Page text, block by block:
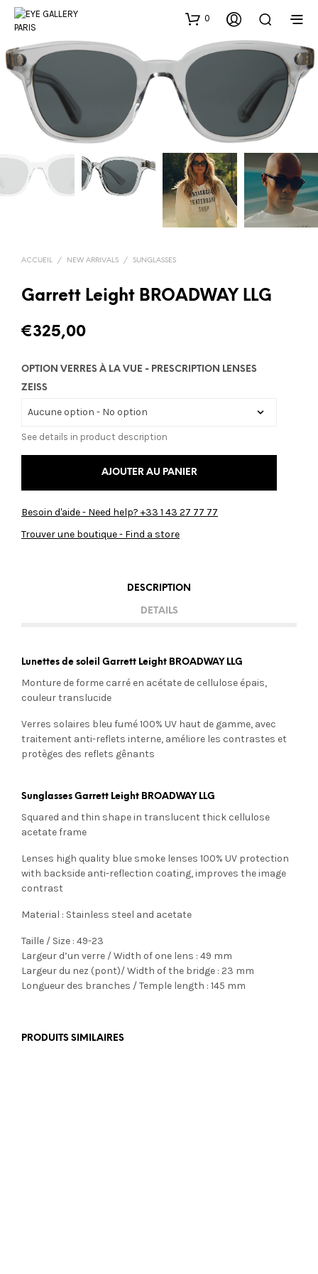
0
ACCUEIL / NEW ARRIVALS / SUNGLASSES
Garrett Leight BROADWAY LLG
€325,00
OPTION VERRES À LA VUE - PRESCRIPTION LENSES
ZEISS
See details in product description
AJOUTER AU PANIER
Besoin d'aide - Need help? +33 1 43 27 77 77
Trouver une boutique - Find a store
DESCRIPTION
DETAILS
Lunettes de soleil Garrett Leight BROADWAY LLG
Monture de forme carré en acétate de cellulose épais,
couleur translucide
Verres solaires bleu fumé100% UV haut de gamme, avec
traitement anti-reflets interne, améliore les contrastes et
protèges des reflets gênants
Sunglasses Garrett Leight BROADWAY LLG
Squared and thin shape in translucent thick cellulose
acetate frame
Lenses high quality blue smoke lenses 100% UV protection
with backside anti-reflection coating, improves the image
contrast
Material : Stainless steel and acetate
Taille / Size : 49-23
Largeur d’un verre / Width of one lens : 49 mm
Largeur du nez (pont)/ Width of the bridge : 23 mm
Longueur des branches / Temple length : 145 mm
PRODUITS SIMILAIRES